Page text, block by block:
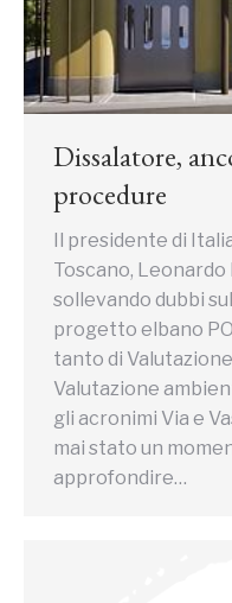
Dissalatore,
procedure
Il presidente di
Toscano,
sollevando dubbi
progetto elbano
tanto di
Valutazione
gli acronimi Via e
mai stato un
approfondire…